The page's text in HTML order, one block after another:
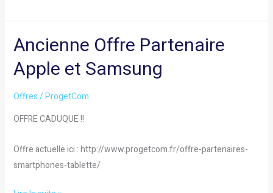
Ancienne Offre Partenaire
Apple et Samsung
Offres/ProgetCom
OFFRE CADUQUE !!
Offre actuelle ici : http://www.progetcom.fr/offre-partenaires-
smartphones-tablette/
Ancienne
Partenaire
Samsung